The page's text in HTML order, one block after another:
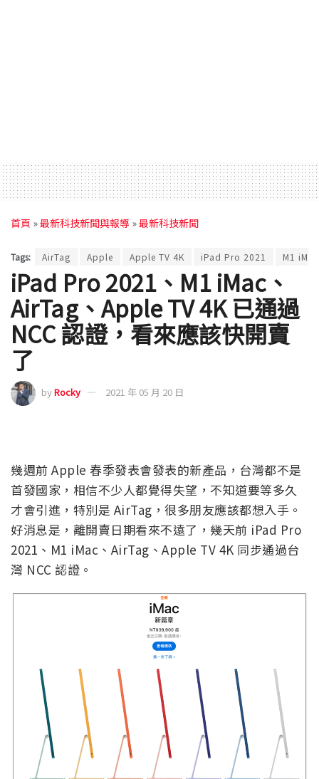
首頁 »最新科技新聞與報導 »最新科技新聞
Tags: AirTag Apple Apple TV 4K iPad Pro 2021 M1 iMac
iPad Pro 2021、M1 iMac、
AirTag、Apple TV 4K 已通過
NCC 認證，看來應該快開賣
了
byRocky 2021 年 05 月 20 日
幾週前 Apple 春季發表會發表的新產品，台灣都不是
首發國家，相信不少人都覺得失望，不知道要等多久
才會引進，特別是 AirTag，很多朋友應該都想入手。
好消息是，離開賣日期看來不遠了，幾天前 iPad Pro
2021、M1 iMac、AirTag、Apple TV 4K 同步通過台
灣 NCC 認證。